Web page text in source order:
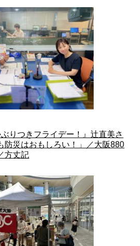
りつきフライデー！』辻直美さ
防災はおもしろい！」／大阪880
方丈記